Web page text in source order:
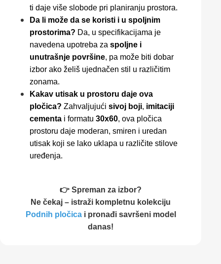
ti daje više slobode pri planiranju prostora.
Da li može da se koristi i u spoljnim
prostorima? Da, u specifikacijama je
navedena upotreba za spoljne i
unutrašnje površine, pa može biti dobar
izbor ako želiš ujednačen stil u različitim
zonama.
Kakav utisak u prostoru daje ova
pločica? Zahvaljujući sivoj boji, imitaciji
cementa i formatu 30x60, ova pločica
prostoru daje moderan, smiren i uredan
utisak koji se lako uklapa u različite stilove
uređenja.
👉 Spreman za izbor?
Ne čekaj – istraži kompletnu kolekciju
Podnih pločicai pronađi savršeni model
danas!